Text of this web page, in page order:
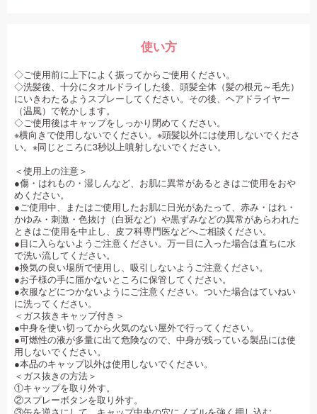
使い方
◇ご使用前に上下によく振ってからご使用ください。
◇洗髪後、十分にタオルドライした後、頭髪全体（髪の根元～毛先）
にいきわたるようスプレーしてください。その後、ヘアドライヤー
（温風）で乾かします。
◇ご使用後はキャップをしっかり閉めてください。
※横向きで使用しないでください。※頭髪以外には使用しないでくださ
い。※同じところに3秒以上噴射しないでください。
＜使用上の注意＞
●傷・はれもの・湿しんなど、お肌に異常があるときはご使用をおや
めください。
●ご使用中、またはご使用したお肌に日光があたって、赤み・はれ・
かゆみ・刺激・色抜け（白斑など）や黒ずみなどの異常があらわれた
ときはご使用を中止し、皮フ科専門医などへご相談ください。
●目に入らないようご注意ください。万一目に入った場合は直ちに水
で洗い流してください。
●換気の良い場所で使用し、吸引しないようご注意ください。
●お子様の手に届かないところに保管してください。
●衣服などにつかないようにご注意ください。ついた場合はていねい
に洗ってください。
＜ガス抜きキャップ付き＞
●中身を使い切ってから火気のない屋外で行ってください。
●可燃性の液が多量に出て危険なので、中身が残っている製品には使
用しないでください。
●本品のキャップ以外は使用しないでください。
＜ガス抜きの方法＞
①キャップを取り外す。
②スプレーボタンを取り外す。